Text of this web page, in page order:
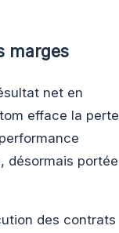
marges
net en
efface la perte
désormais portée
des contrats